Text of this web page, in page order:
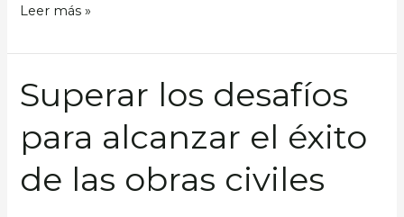
Leer más »
Superar los desafíos
para alcanzar el éxito
de las obras civiles
Superar
los
desafíos
para
alcanzar